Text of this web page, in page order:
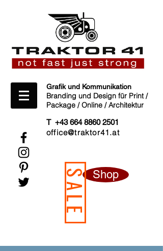
Grafik und Kommunikation
Branding und Design für Print /
Package / Online / Architektur
T +43 664 8860 2501
office@traktor41.at
Shop
SALE